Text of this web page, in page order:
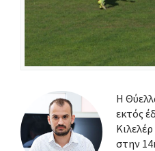
Η
εκτός
στην